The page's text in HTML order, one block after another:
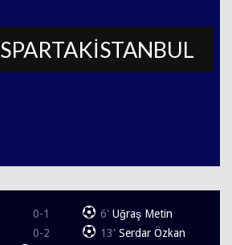
SPARTAKİSTANBUL
0-1 6' Uğraş Metin
0-2
13' Serdar Özkan